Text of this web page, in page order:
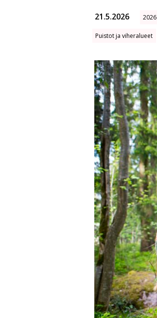
21.5.2026 2026
Puistot ja viheralueet